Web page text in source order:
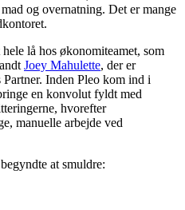
og overnatning. Det er mange
lå hos økonomiteamet, som
Joey Mahulette, der er
Inden Pleo kom ind i
en konvolut fyldt med
hvorefter
manuelle arbejde ved
at smuldre: